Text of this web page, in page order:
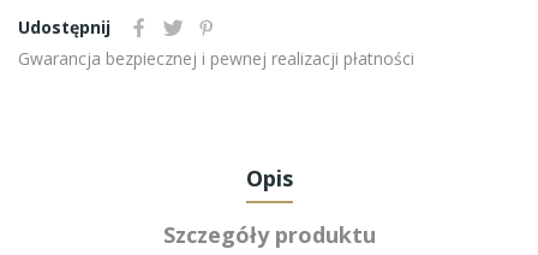
Udostępnij
Gwarancja bezpiecznej i pewnej realizacji płatności
Opis
Szczegóły produktu